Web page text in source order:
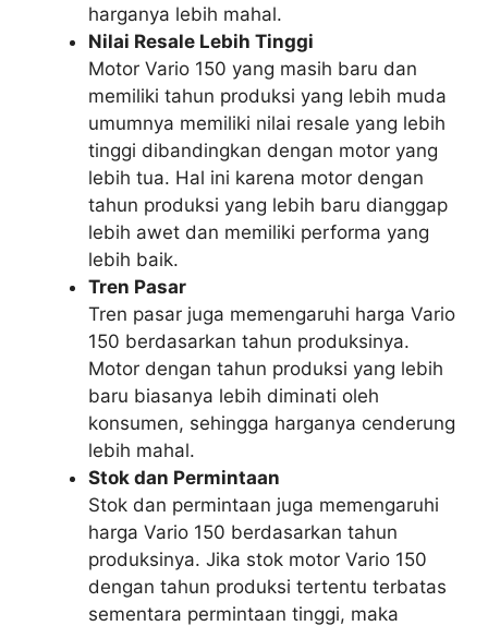
harganya lebih mahal.
Nilai Resale Lebih Tinggi
Motor Vario 150 yang masih baru dan
memiliki tahun produksi yang lebih muda
umumnya memiliki nilai resale yang lebih
tinggi dibandingkan dengan motor yang
lebih tua. Hal ini karena motor dengan
tahun produksi yang lebih baru dianggap
lebih awet dan memiliki performa yang
lebih baik.
Tren Pasar
Tren pasar juga memengaruhi harga Vario
150 berdasarkan tahun produksinya.
Motor dengan tahun produksi yang lebih
baru biasanya lebih diminati oleh
konsumen, sehingga harganya cenderung
lebih mahal.
Stok dan Permintaan
Stok dan permintaan juga memengaruhi
harga Vario 150 berdasarkan tahun
produksinya. Jika stok motor Vario 150
dengan tahun produksi tertentu terbatas
sementara permintaan tinggi, maka